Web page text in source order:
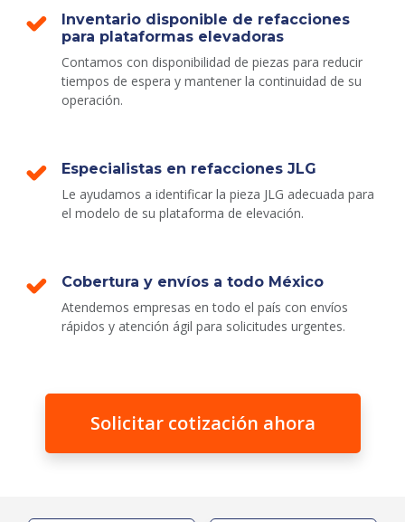
Inventario disponible de refacciones
para plataformas elevadoras
Contamos con disponibilidad de piezas para reducir
tiempos de espera y mantener la continuidad de su
operación.
Especialistas en refacciones JLG
Le ayudamos a identificar la pieza JLG adecuada para
el modelo de su plataforma de elevación.
Cobertura y envíos a todo México
Atendemos empresas en todo el país con envíos
rápidos y atención ágil para solicitudes urgentes.
Solicitar cotización ahora